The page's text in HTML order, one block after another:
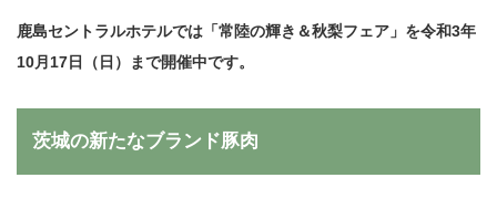
鹿島セントラルホテルでは「常陸の輝き＆秋梨フェア」を令和3年
10月17日（日）まで開催中です。
茨城の新たなブランド豚肉